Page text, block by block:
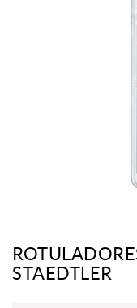
STAEDTLER